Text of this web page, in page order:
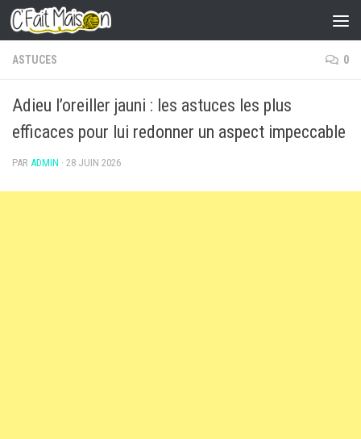
Skip to content
ASTUCES 0
Adieu l’oreiller jauni : les astuces les plus
efficaces pour lui redonner un aspect impeccable
PAR ADMIN · 28 JUIN 2026